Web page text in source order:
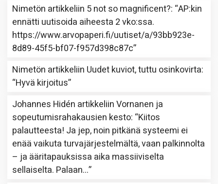
Nimetön artikkeliin 5 not so magnificent?: “AP:kin
ennätti uutisoida aiheesta 2 vko:ssa.
https://www.arvopaperi.fi/uutiset/a/93bb923e-
8d89-45f5-bf07-f957d398c87c”
Nimetön artikkeliin Uudet kuviot, tuttu osinkovirta:
“Hyvä kirjoitus”
Johannes Hidén artikkeliinVornanen ja
sopeutumisrahakausien kesto: “Kiitos
palautteesta! Ja jep, noin pitkänä systeemi ei
enää vaikuta turvajärjestelmältä, vaan palkinnolta
– ja ääritapauksissa aika massiiviselta
sellaiselta. Palaan…”